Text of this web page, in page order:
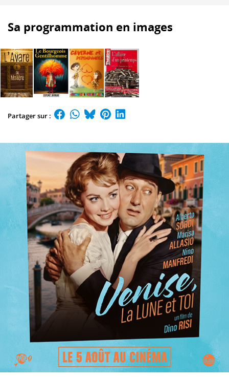
Sa programmation en images
Partager sur :